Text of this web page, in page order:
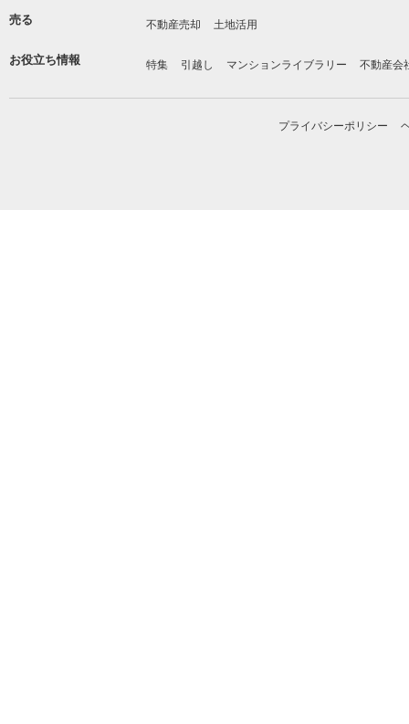
売る 不動産売却 土地活用
お役立ち情報 特集 引越し マンションライブラリー 不動産会
プライバシーポリシー